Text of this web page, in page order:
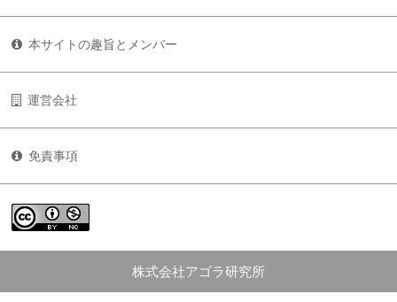
本サイトの趣旨とメンバー
運営会社
免責事項
株式会社アゴラ研究所